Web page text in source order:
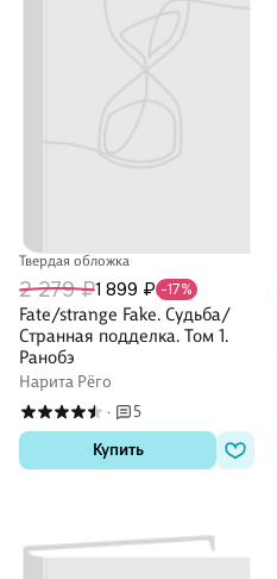
Твердая обложка
2 279 ₽1 899 ₽ -17%
Fate/strange Fake. Судьба/
Странная подделка. Том 1.
Ранобэ
Нарита Рёго
·
5
Купить